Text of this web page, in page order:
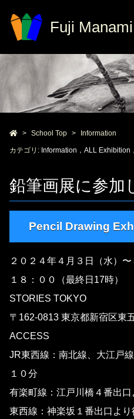
Fuji
School Top Information
カテゴリ: Information ， ALL Exhibition ，
鉛筆画展に参加
Pencil Drawing
２０２４年４月３日（水）
１８：００（最終日17時）
STORIES TOKYO
〒162-0813 東京都新宿区東
ACCESS
JR東西線：南北線、大江戸
１０分
有楽町線：江戸川橋４番出
東西線：神楽坂１番出口より